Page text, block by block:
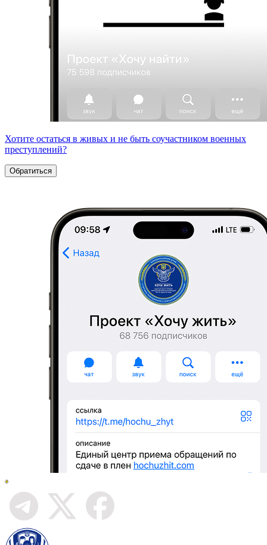
Хотите остаться в живых и не быть соучастником военных
преступлений?
Обратиться